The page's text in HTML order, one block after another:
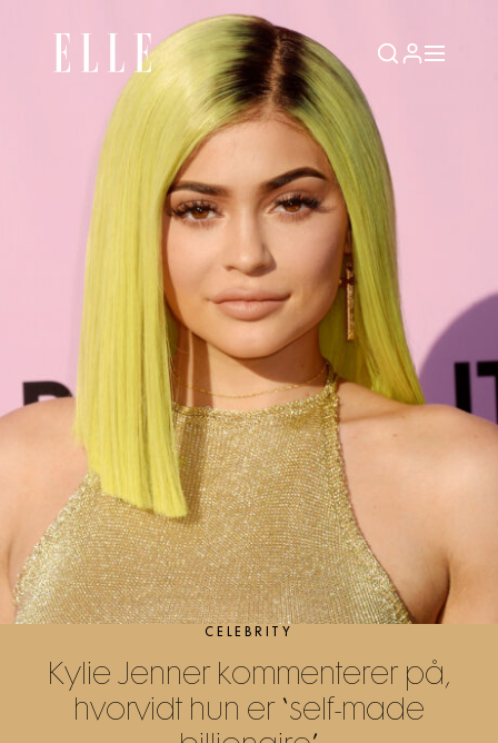
CELEBRITY
Kylie Jenner kommenterer på,
hvorvidt hun er “self-made